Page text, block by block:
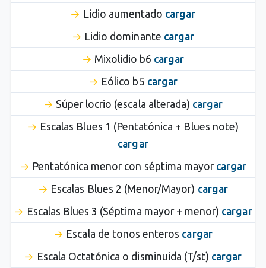
Lidio aumentado cargar
Lidio dominante cargar
Mixolidio b6 cargar
Eólico b5 cargar
Súper locrio (escala alterada) cargar
Escalas Blues 1 (Pentatónica + Blues note)
cargar
Pentatónica menor con séptima mayor cargar
Escalas Blues 2 (Menor/Mayor) cargar
Escalas Blues 3 (Séptima mayor + menor) cargar
Escala de tonos enteros cargar
Escala Octatónica o disminuida (T/st) cargar